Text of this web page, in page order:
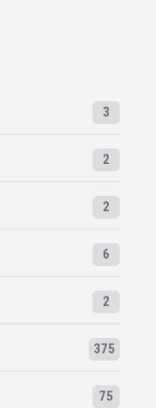
3
2
2
6
2
375
75